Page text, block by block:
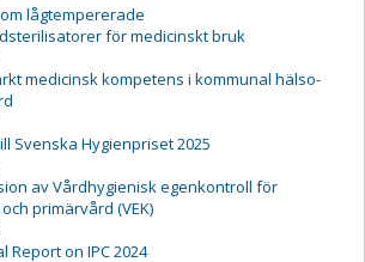
lågtempererade
för medicinskt bruk
medicinsk kompetens i kommunal hälso-
Svenska Hygienpriset 2025
av Vårdhygienisk egenkontroll för
primärvård (VEK)
Report on IPC 2024